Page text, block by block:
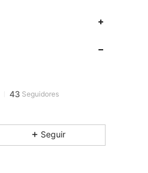
43 Seguidores
43
Seguir